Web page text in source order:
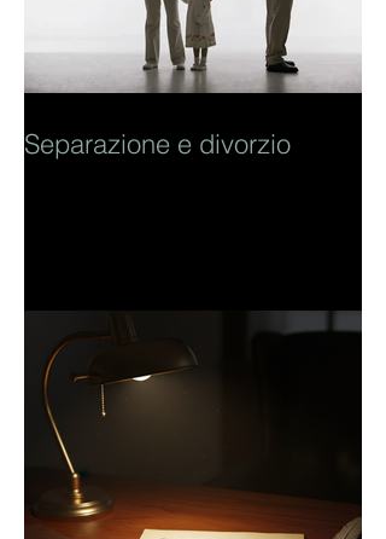
Separazione e divorzio